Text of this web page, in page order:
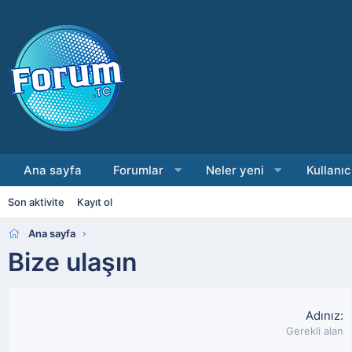
Ana sayfa Forumlar Neler yeni
Son aktivite Kayıt ol
Ana sayfa
Bize ulaşın
Adınız
Gerekli alan